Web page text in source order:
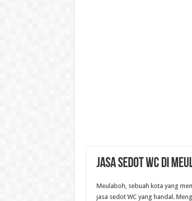
Jasa Sedot WC di
Meulaboh, sebuah kota yang
jasa sedot WC yang handal.